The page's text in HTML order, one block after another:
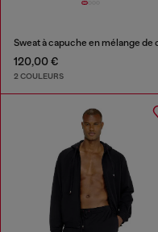
120,00 €
2 COULEURS